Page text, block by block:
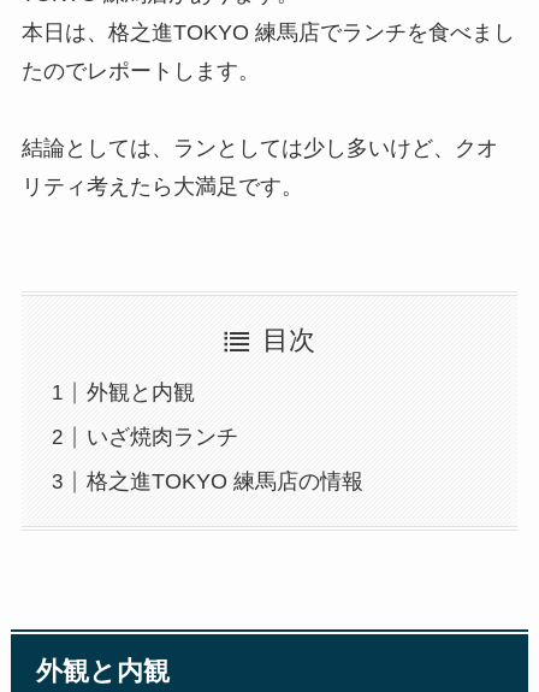
本日は、格之進TOKYO 練馬店でランチを食べまし
たのでレポートします。
結論としては、ランとしては少し多いけど、クオ
リティ考えたら大満足です。
目次
外観と内観
いざ焼肉ランチ
格之進TOKYO 練馬店の情報
外観と内観